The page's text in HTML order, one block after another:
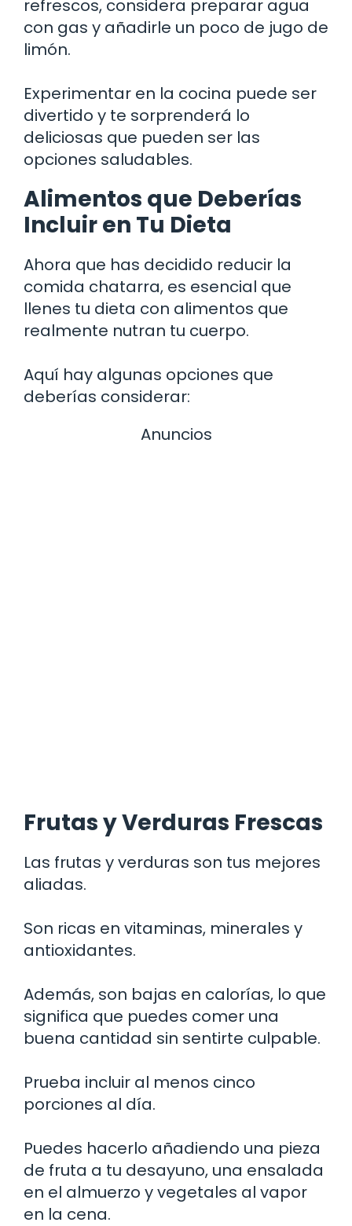
refrescos, considera preparar agua
con gas y añadirle un poco de jugo de
limón.
Experimentar en la cocina puede ser
divertido y te sorprenderá lo
deliciosas que pueden ser las
opciones saludables.
Alimentos que Deberías
Incluir en Tu Dieta
Ahora que has decidido reducir la
comida chatarra, es esencial que
llenes tu dieta con alimentos que
realmente nutran tu cuerpo.
Aquí hay algunas opciones que
deberías considerar:
Anuncios
Frutas y Verduras Frescas
Las frutas y verduras son tus mejores
aliadas.
Son ricas en vitaminas, minerales y
antioxidantes.
Además, son bajas en calorías, lo que
significa que puedes comer una
buena cantidad sin sentirte culpable.
Prueba incluir al menos cinco
porciones al día.
Puedes hacerlo añadiendo una pieza
de fruta a tu desayuno, una ensalada
en el almuerzo y vegetales al vapor
en la cena.